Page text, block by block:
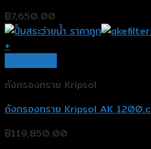
฿7,650.00
+
ถังกรองทราย Kripsol
ถังกรองทราย Kripsol AK 1200.c
฿119,850.00